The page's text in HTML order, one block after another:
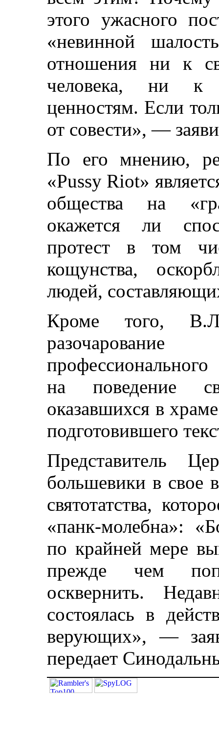
этого ужасного
«невинной
отношения ни к
человека, ни к
ценностям. Если
от совести», —
По его мнению,
«Pussy Riot»
общества на
окажется ли
протест в том
кощунства,
людей,
Кроме того,
на поведение
оказавшихся в
подготовившего
Представитель
большевики в свое
святотатства,
«панк-молебна»:
по крайней мере
прежде чем
осквернить.
состоялась в
верующих», —
передает